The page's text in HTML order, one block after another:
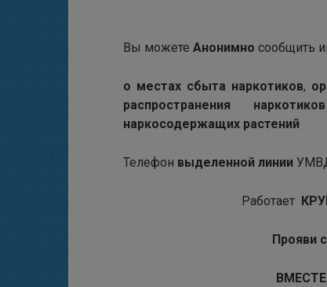
Вы можете Анонимно сообщить
о местах сбыта наркотиков,
распространения
наркосодержащих растений
Телефон выделенной линии
Работает
Прояви